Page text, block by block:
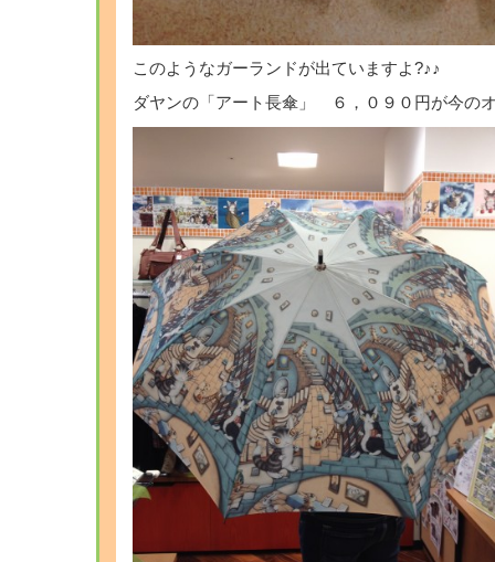
このようなガーランドが出ていますよ?♪♪
ダヤンの「アート長傘」 ６，０９０円が今の